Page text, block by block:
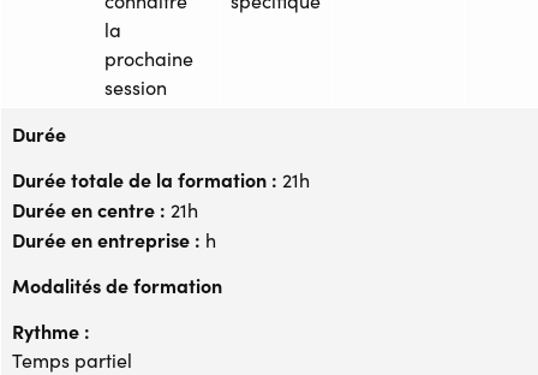
la
prochaine
session
Durée
Durée totale de la formation : 21h
Durée en centre : 21h
Durée en entreprise : h
Modalités de formation
Rythme :
Temps partiel